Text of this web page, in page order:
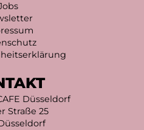
Düsseldorf
Straße 25